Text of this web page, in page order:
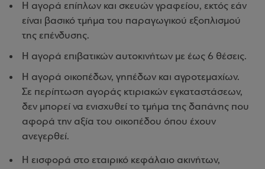
Η αγορά επίπλων και σκευών γραφείου, εκτός εάν
είναι βασικό τμήμα του παραγωγικού εξοπλισμού
της επένδυσης.
Η αγορά επιβατικών αυτοκινήτων με έως 6 θέσεις.
Η αγορά οικοπέδων, γηπέδων και αγροτεμαχίων.
Σε περίπτωση αγοράς κτιριακών εγκαταστάσεων,
δεν μπορεί να ενισχυθεί το τμήμα της δαπάνης που
αφορά την αξία του οικοπέδου όπου έχουν
ανεγερθεί.
Η εισφορά στο εταιρικό κεφάλαιο ακινήτων,